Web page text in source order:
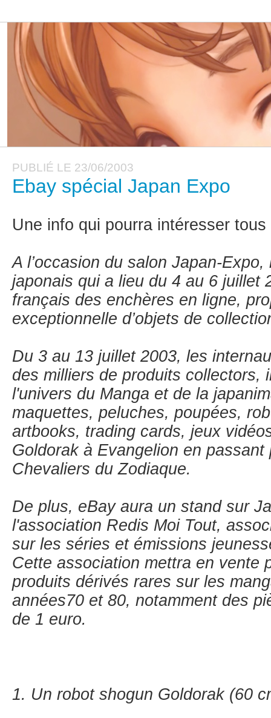
PUBLIÉ LE 23/06/2003
Ebay spécial Japan Expo
Une info qui pourra intéresser
A l’occasion du salon Japan-
japonais qui a lieu du 4 au 6 juillet
français des enchères en ligne,
exceptionnelle d’objets de
Du 3 au 13 juillet 2003, les
des milliers de produits collectors,
l'univers du Manga et de la
maquettes, peluches, poupées,
artbooks, trading cards, jeux
Goldorak à Evangelion en
Chevaliers du Zodiaque.
De plus, eBay aura un stand sur
l'association Redis Moi Tout,
sur les séries et émissions
Cette association mettra en vente
produits dérivés rares sur les
années70 et 80, notamment des
de 1 euro.
1. Un robot shogun Goldorak (60